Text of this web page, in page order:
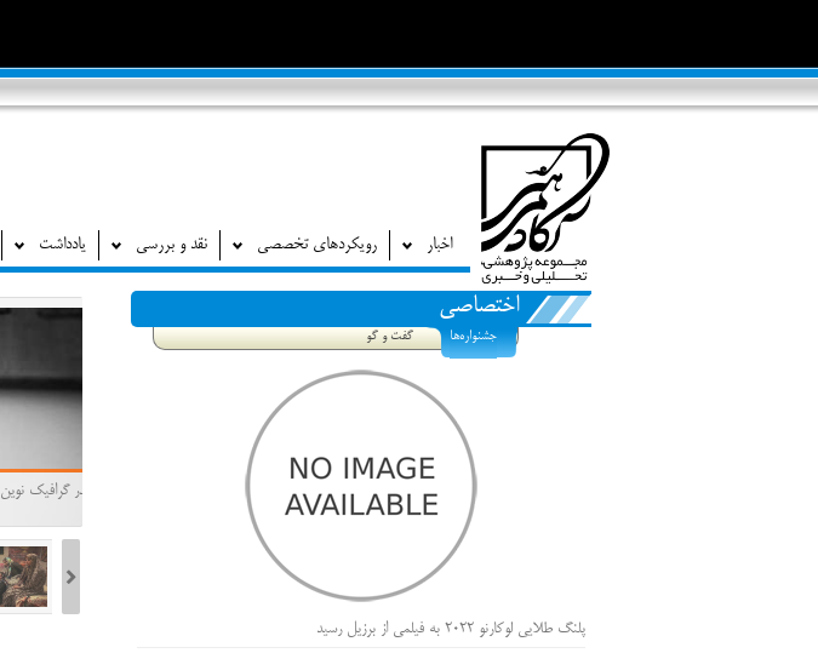
اخبار رویکردهای تخصصی نقد و بررسی یادداشت
اختصاصی
جشنواره‌ها گفت و گو
پلنگ طلایی لوکارنو ۲۰۲۲ به فیلمی از برزیل رسید
مرتضی ممیز،